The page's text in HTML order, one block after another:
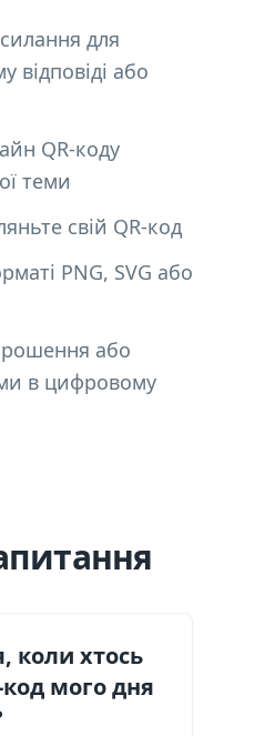
для
або
QR-коду
теми
свій QR-код
PNG, SVG або
або
в цифровому
коли хтось
код мого дня